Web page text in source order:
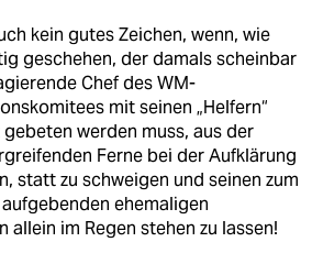
kein gutes Zeichen, wenn, wie
geschehen, der damals scheinbar
Chef des WM-
mit seinen „Helfern“
werden muss, aus der
Ferne bei der Aufklärung
statt zu schweigen und seinen zum
ehemaligen
allein im Regen stehen zu lassen!